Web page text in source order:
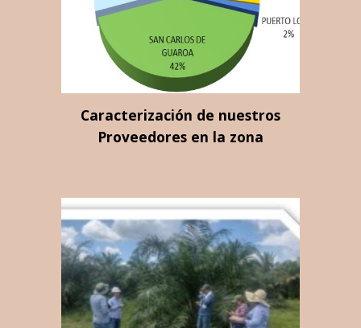
Caracterización de nuestros
Proveedores en la zona